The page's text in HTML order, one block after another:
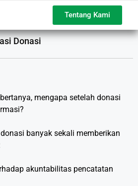
Tentang Kami
Donasi
mengapa setelah donasi
banyak sekali memberikan
akuntabilitas pencatatan